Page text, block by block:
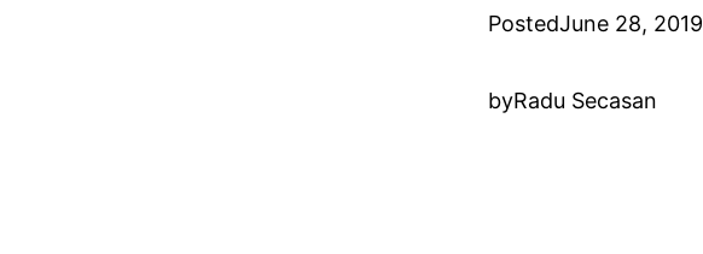
PostedJune 28, 2019
byRadu Secasan